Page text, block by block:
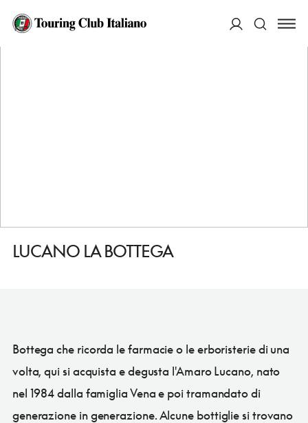
HOME
LUCANO LA BOTTEGA
Bottega che ricorda le farmacie o le erboristerie di una
volta, qui si acquista e degusta l'Amaro Lucano, nato
nel 1984 dalla famiglia Vena e poi tramandato di
generazione in generazione. Alcune bottiglie si trovano